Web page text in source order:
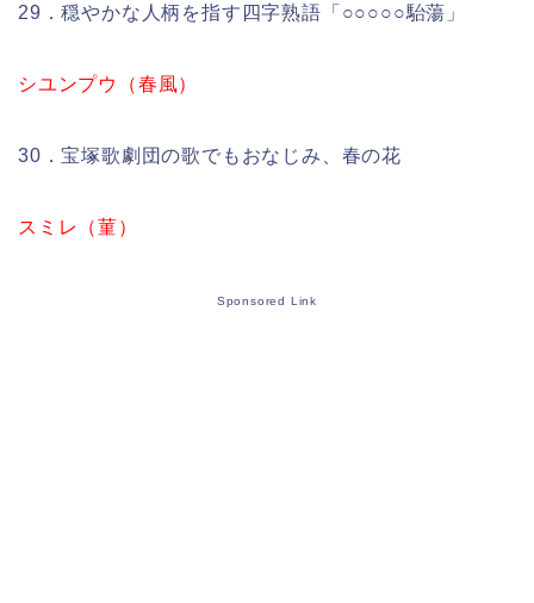
29．穏やかな人柄を指す四字熟語「○○○○○駘蕩」
シユンプウ（春風）
30．宝塚歌劇団の歌でもおなじみ、春の花
スミレ（菫）
Sponsored Link